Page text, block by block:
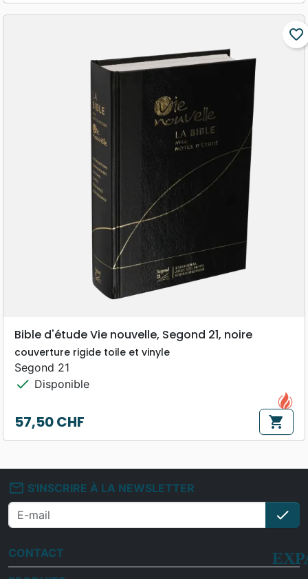
favorite_border
Bible d'étude Vie nouvelle, Segond 21, noire
couverture rigide toile et vinyle
Segond 21
check Disponible
Prix
57,50 CHF shopping_cart
mail_outline S'INSCRIRE À LA NEWSLETTER
check
CONTACT